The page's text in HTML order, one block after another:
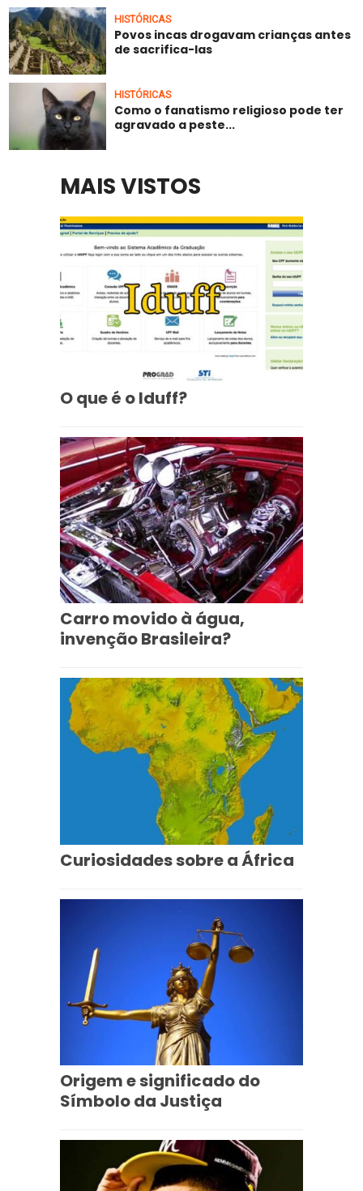
HISTÓRICAS
Povos incas drogavam crianças antes
de sacrifica-las
HISTÓRICAS
Como o fanatismo religioso pode ter
agravado a peste...
MAIS VISTOS
O que é o Iduff?
Carro movido à água,
invenção Brasileira?
Curiosidades sobre a África
Origem e significado do
Símbolo da Justiça